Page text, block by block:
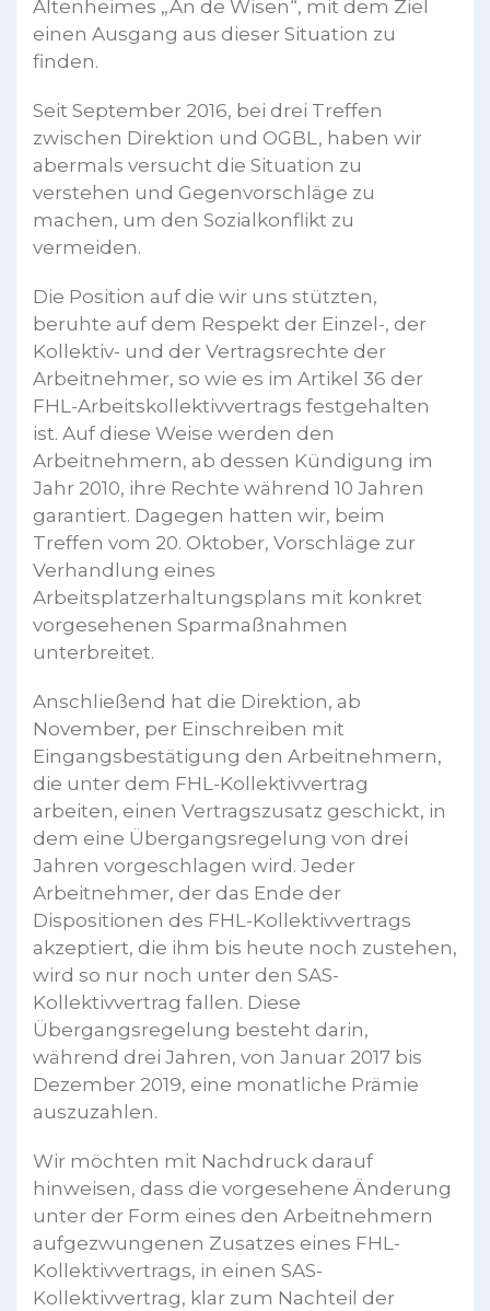
Altenheimes „An de Wisen“, mit dem Ziel
einen Ausgang aus dieser Situation zu
finden.
Seit September 2016, bei drei Treffen
zwischen Direktion und OGBL, haben wir
abermals versucht die Situation zu
verstehen und Gegenvorschläge zu
machen, um den Sozialkonflikt zu
vermeiden.
Die Position auf die wir uns stützten,
beruhte auf dem Respekt der Einzel-, der
Kollektiv- und der Vertragsrechte der
Arbeitnehmer, so wie es im Artikel 36 der
FHL-Arbeitskollektivvertrags festgehalten
ist. Auf diese Weise werden den
Arbeitnehmern, ab dessen Kündigung im
Jahr 2010, ihre Rechte während 10 Jahren
garantiert. Dagegen hatten wir, beim
Treffen vom 20. Oktober, Vorschläge zur
Verhandlung eines
Arbeitsplatzerhaltungsplans mit konkret
vorgesehenen Sparmaßnahmen
unterbreitet.
Anschließend hat die Direktion, ab
November, per Einschreiben mit
Eingangsbestätigung den Arbeitnehmern,
die unter dem FHL-Kollektivvertrag
arbeiten, einen Vertragszusatz geschickt, in
dem eine Übergangsregelung von drei
Jahren vorgeschlagen wird. Jeder
Arbeitnehmer, der das Ende der
Dispositionen des FHL-Kollektivvertrags
akzeptiert, die ihm bis heute noch zustehen,
wird so nur noch unter den SAS-
Kollektivvertrag fallen. Diese
Übergangsregelung besteht darin,
während drei Jahren, von Januar 2017 bis
Dezember 2019, eine monatliche Prämie
auszuzahlen.
Wir möchten mit Nachdruck darauf
hinweisen, dass die vorgesehene Änderung
unter der Form eines den Arbeitnehmern
aufgezwungenen Zusatzes eines FHL-
Kollektivvertrags, in einen SAS-
Kollektivvertrag, klar zum Nachteil der